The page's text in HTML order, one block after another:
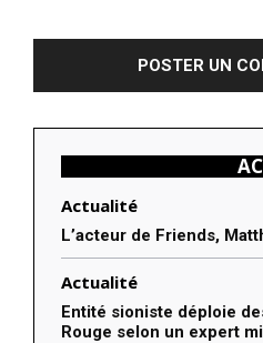
Actualité
L’acteur de Friends,
Actualité
Entité sioniste déploie
Rouge selon un expert